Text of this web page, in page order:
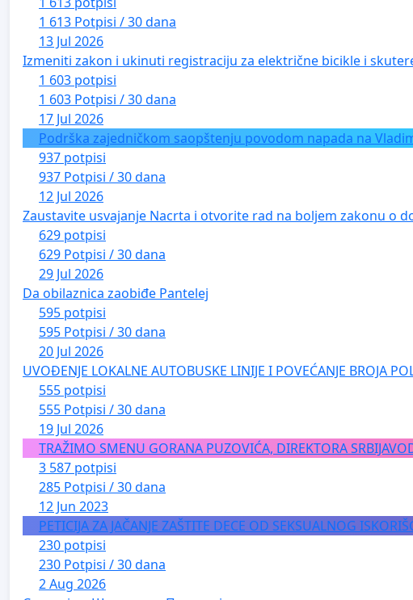
1 613 Potpisi / 30 dana
13 Jul 2026
Izmeniti zakon i ukinuti registraciju za električne bicikle i
1 603 potpisi
1 603 Potpisi / 30 dana
17 Jul 2026
Podrška zajedničkom saopštenju povodom napada na
937 potpisi
937 Potpisi / 30 dana
12 Jul 2026
Zaustavite usvajanje Nacrta i otvorite rad na boljem zakonu o
629 potpisi
629 Potpisi / 30 dana
29 Jul 2026
Da obilaznica zaobiđe Pantelej
595 potpisi
595 Potpisi / 30 dana
20 Jul 2026
UVOĐENJE LOKALNE AUTOBUSKE LINIJE I POVEĆANJE BROJA
555 potpisi
555 Potpisi / 30 dana
19 Jul 2026
TRAŽIMO SMENU GORANA PUZOVIĆA, DIREKTORA
3 587 potpisi
285 Potpisi / 30 dana
12 Jun 2023
PETICIJA ZA JAČANJE ZAŠTITE DECE OD SEKSUALNOG
230 potpisi
230 Potpisi / 30 dana
2 Aug 2026